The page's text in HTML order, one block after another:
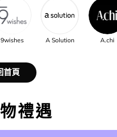
9wishes A Solution A.chi
首頁
禮遇